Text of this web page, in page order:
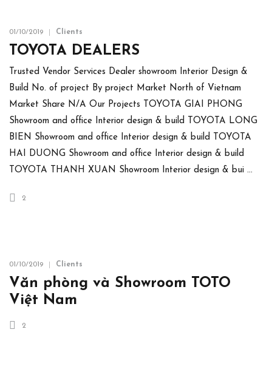
01/10/2019 Clients
TOYOTA DEALERS
Trusted Vendor Services Dealer showroom Interior Design &
Build No. of project By project Market North of Vietnam
Market Share N/A Our Projects TOYOTA GIAI PHONG
Showroom and office Interior design & build TOYOTA LONG
BIEN Showroom and office Interior design & build TOYOTA
HAI DUONG Showroom and office Interior design & build
TOYOTA THANH XUAN Showroom Interior design & bui …
2
01/10/2019 Clients
Văn phòng và Showroom TOTO
Việt Nam
2